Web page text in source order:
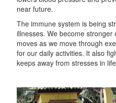
near future.
The immune system is being
illnesses. We become
moves as we move through
for our daily activities. It also
keeps away from stresses in